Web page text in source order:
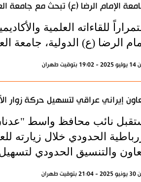
الإمام الرضا (ع) تبحث مع جامعة
للقاءاته العلمية
الرضا (ع) الدولية، جامعة
طهران
إيراني عراقي لتسهيل حركة زوار
نائب محافظ واسط
الحدودي خلال زيارته
والتنسيق الحدودي
طهران